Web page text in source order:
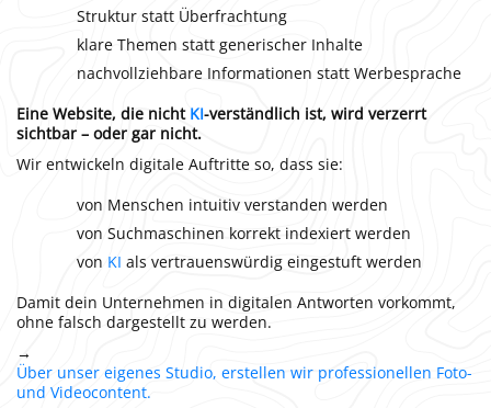
Struktur statt Überfrachtung
klare Themen statt generischer Inhalte
nachvollziehbare Informationen statt Werbesprache
Eine Website, die nicht KI-verständlich ist, wird verzerrt
sichtbar – oder gar nicht.
Wir entwickeln digitale Auftritte so, dass sie:
von Menschen intuitiv verstanden werden
von Suchmaschinen korrekt indexiert werden
von KI als vertrauenswürdig eingestuft werden
Damit dein Unternehmen in digitalen Antworten vorkommt,
ohne falsch dargestellt zu werden.
→
Über unser eigenes Studio, erstellen wir professionellen Foto-
und Videocontent.